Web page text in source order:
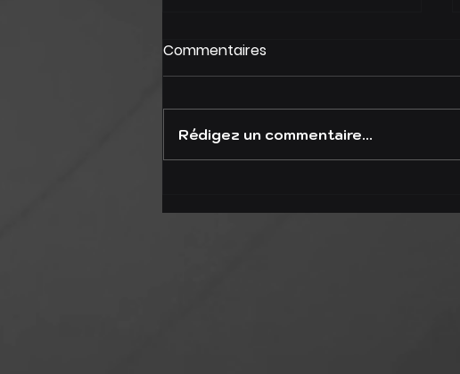
le retour des morts-
Commentaires
Rédigez un commentaire...